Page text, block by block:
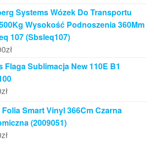
Systems Wózek Do Transportu
Wysokość Podnoszenia 360Mm
107 (Sbsleq107)
zł
Flaga Sublimacja New 110E B1
zł
Smart Vinyl 366Cm Czarna
(2009051)
zł